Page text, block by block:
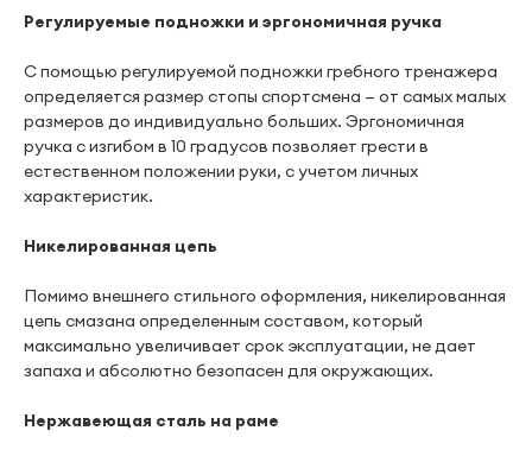
Регулируемые подножки и эргономичная ручка
С помощью регулируемой подножки гребного тренажера
определяется размер стопы спортсмена — от самых малых
размеров до индивидуально больших. Эргономичная
ручка с изгибом в 10 градусов позволяет грести в
естественном положении руки, с учетом личных
характеристик.
Никелированная цепь
Помимо внешнего стильного оформления, никелированная
цепь смазана определенным составом, который
максимально увеличивает срок эксплуатации, не дает
запаха и абсолютно безопасен для окружающих.
Нержавеющая сталь на раме